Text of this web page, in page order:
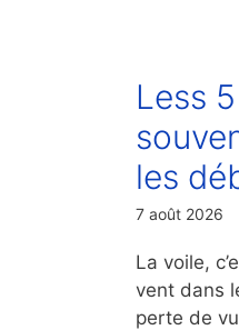
Less
les
7 août 2026
La voile,
vent dans
perte de